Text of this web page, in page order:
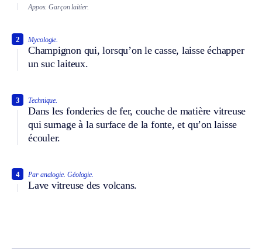
Appos. Garçon laitier.
Mycologie.
Champignon qui, lorsqu’on le casse, laisse échapper
un suc laiteux.
2
Technique.
Dans les fonderies de fer, couche de matière vitreuse
qui surnage à la surface de la fonte, et qu’on laisse
écouler.
3
Par analogie. Géologie.
Lave vitreuse des volcans.
4